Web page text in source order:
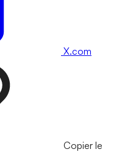
X.com
Copier le